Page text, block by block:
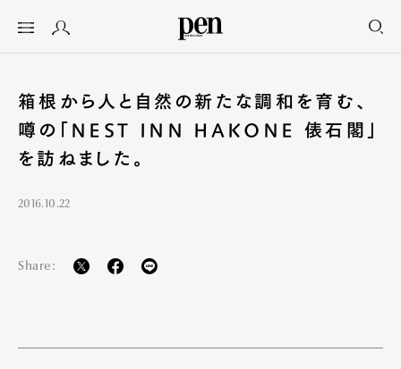
箱根から人と自然の新たな調和を育む、
噂の「NEST INN HAKONE 俵石閣」
を訪ねました。
2016.10.22
Share: